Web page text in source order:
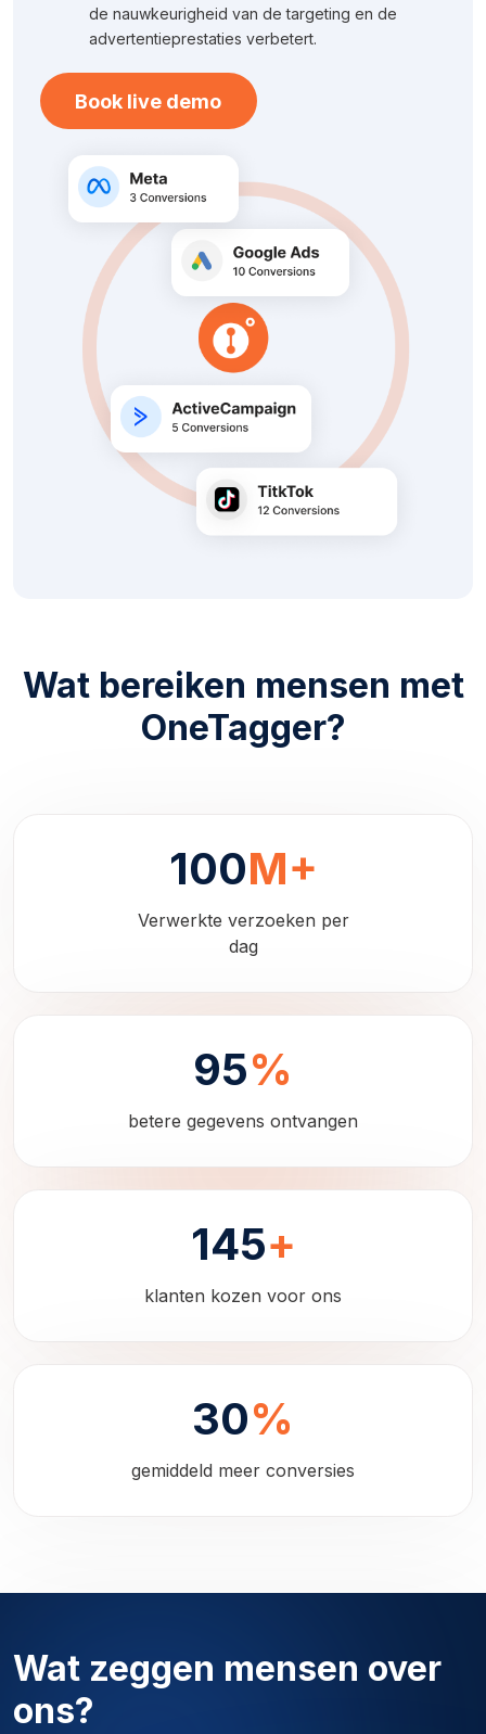
de nauwkeurigheid van de targeting en de
advertentieprestaties verbetert.
Book live demo
Wat bereiken mensen met
OneTagger?
100M+
Verwerkte verzoeken per
dag
95%
betere gegevens ontvangen
145+
klanten kozen voor ons
30%
gemiddeld meer conversies
Wat zeggen mensen over
ons?